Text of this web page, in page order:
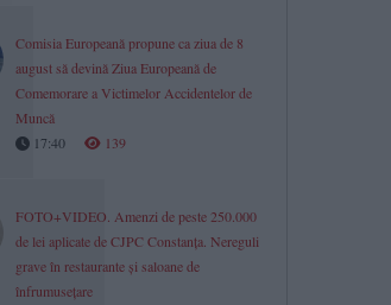
Comisia Europeană propune ca ziua de 8
august să devină Ziua Europeană de
Comemorare a Victimelor Accidentelor de
Muncă
17:40
139
FOTO+VIDEO. Amenzi de peste 250.000
de lei aplicate de CJPC Constanța. Nereguli
grave în restaurante și saloane de
înfrumusețare